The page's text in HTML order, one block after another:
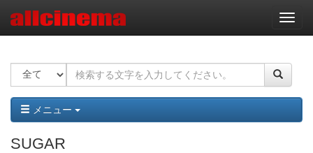
ナ
ビ
ー
ョ
ン
メニュー
SUGAR